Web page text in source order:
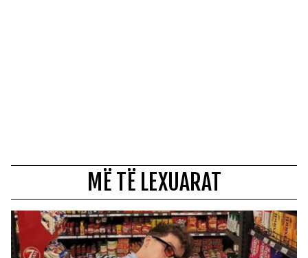
MË TË LEXUARAT